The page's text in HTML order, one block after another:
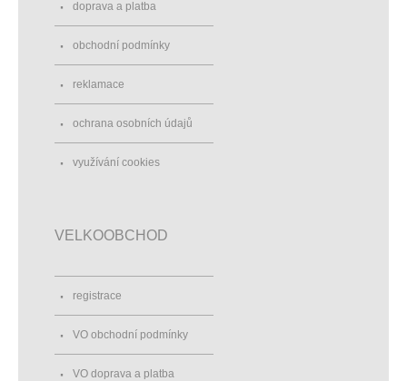
doprava a platba
obchodní podmínky
reklamace
ochrana osobních údajů
využívání cookies
VELKOOBCHOD
registrace
VO obchodní podmínky
VO doprava a platba